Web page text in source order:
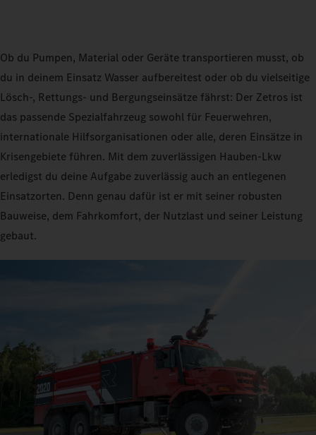
Ob du Pumpen, Material oder Geräte transportieren musst, ob
du in deinem Einsatz Wasser aufbereitest oder ob du vielseitige
Lösch-, Rettungs- und Bergungseinsätze fährst: Der Zetros ist
das passende Spezialfahrzeug sowohl für Feuerwehren,
internationale Hilfsorganisationen oder alle, deren Einsätze in
Krisengebiete führen. Mit dem zuverlässigen Hauben‑Lkw
erledigst du deine Aufgabe zuverlässig auch an entlegenen
Einsatzorten. Denn genau dafür ist er mit seiner robusten
Bauweise, dem Fahrkomfort, der Nutzlast und seiner Leistung
gebaut.